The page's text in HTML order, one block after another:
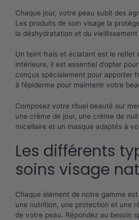
Chaque jour, votre peau subit des
Les produits de soin visage la
la déshydratation et du vieillissement
Un teint frais et éclatant est le reflet
intérieure, il est essentiel d’opter
conçus spécialement pour apporter
à l’épiderme pour maintenir votre
Composez votre rituel beauté sur
une crème de jour, une crème de
micellaire et un masque adaptés à
Les différents
soins visage
Chaque élément de notre gamme
une nutrition, une protection et une
de votre peau. Répondez au besoin